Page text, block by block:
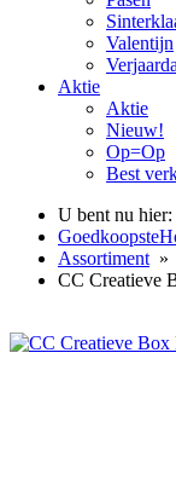
Valentijn
Aktie
Aktie
Nieuw!
Op=Op
Best
U bent nu hier:
Assortiment »
CC Creatieve